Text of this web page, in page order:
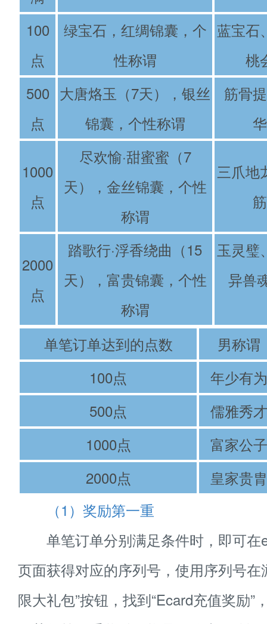
100
点
绿宝石，红绸锦囊，个
性称谓
蓝宝石
桃
500
点
大唐烙玉（7天），银丝
锦囊，个性称谓
筋骨
1000
点
尽欢愉·甜蜜蜜（7
天），金丝锦囊，个性
称谓
三爪地
2000
点
踏歌行·浮香绕曲（15
天），富贵锦囊，个性
称谓
玉灵璧
异兽
单笔订单达到的点数
男称谓
100点
年少有为
500点
儒雅秀才
1000点
富家公子
2000点
皇家贵胄
（1）奖励第一重
单笔订单分别满足条件时，即可在
页面获得对应的序列号，使用序列号在
限大礼包”按钮，找到“Ecard充值奖励”